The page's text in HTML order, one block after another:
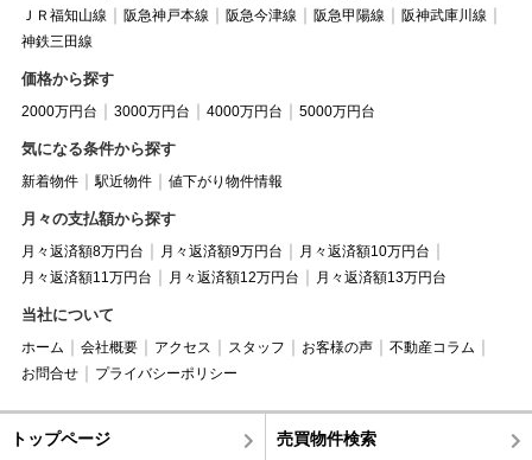
ＪＲ福知山線
阪急神戸本線 阪急今津線 阪急甲陽線
阪神武庫川線
神鉄三田線
価格から探す
2000万円台 3000万円台 4000万円台 5000万円台
気になる条件から探す
新着物件 駅近物件 値下がり物件情報
月々の支払額から探す
月々返済額8万円台 月々返済額9万円台
月々返済額10万円台
月々返済額11万円台
月々返済額12万円台 月々返済額13万円台
当社について
ホーム 会社概要 アクセス スタッフ お客様の声
不動産コラム
お問合せ
プライバシーポリシー
トップページ 売買物件検索